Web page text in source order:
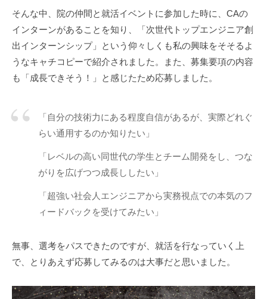
そんな中、院の仲間と就活イベントに参加した時に、CAの
インターンがあることを知り、「次世代トップエンジニア創
出インターンシップ」という仰々しくも私の興味をそそるよ
うなキャチコピーで紹介されました。また、募集要項の内容
も「成長できそう！」と感じたため応募しました。
「自分の技術力にある程度自信があるが、実際どれぐ
らい通用するのか知りたい」
「レベルの高い同世代の学生とチーム開発をし、つな
がりを広げつつ成長ししたい」
「超強い社会人エンジニアから実務視点での本気のフ
ィードバックを受けてみたい」
無事、選考をパスできたのですが、就活を行なっていく上
で、とりあえず応募してみるのは大事だと思いました。